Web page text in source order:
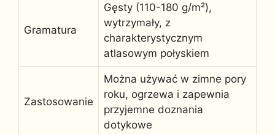
Gramatura
Gęsty (110-180 g/m²),
wytrzymały, z
charakterystycznym
atlasowym połyskiem
Zastosowanie
Można używać w zimne pory
roku, ogrzewa i zapewnia
przyjemne doznania
dotykowe